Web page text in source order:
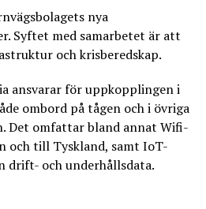
nya
Syftet med samarbetet är att
och krisberedskap.
ansvarar för uppkopplingen i
ombord på tågen och i övriga
Det omfattar bland annat Wifi-
och till Tyskland, samt IoT-
drift- och underhållsdata.